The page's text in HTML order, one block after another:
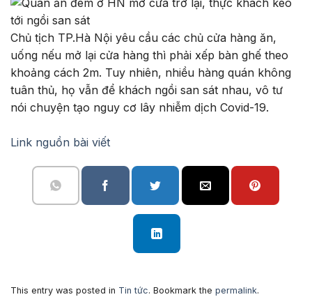
Chủ tịch TP.Hà Nội yêu cầu các chủ cửa hàng ăn,
uống nếu mở lại cửa hàng thì phải xếp bàn ghế theo
khoảng cách 2m. Tuy nhiên, nhiều hàng quán không
tuân thủ, họ vẫn để khách ngồi san sát nhau, vô tư
nói chuyện tạo nguy cơ lây nhiễm dịch Covid-19.
Link nguồn bài viết
This entry was posted in Tin tức. Bookmark the permalink.